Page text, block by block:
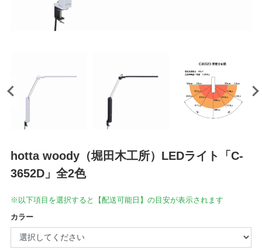
hotta woody（堀田木工所）LEDライト「C-
3652D」全2色
※以下項目を選択すると【配送可能日】の目安が表示されます
カラー